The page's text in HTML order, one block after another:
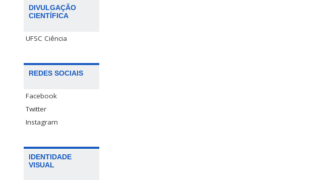
DIVULGAÇÃO
CIENTÍFICA
UFSC Ciência
REDES SOCIAIS
Facebook
Twitter
Instagram
IDENTIDADE
VISUAL